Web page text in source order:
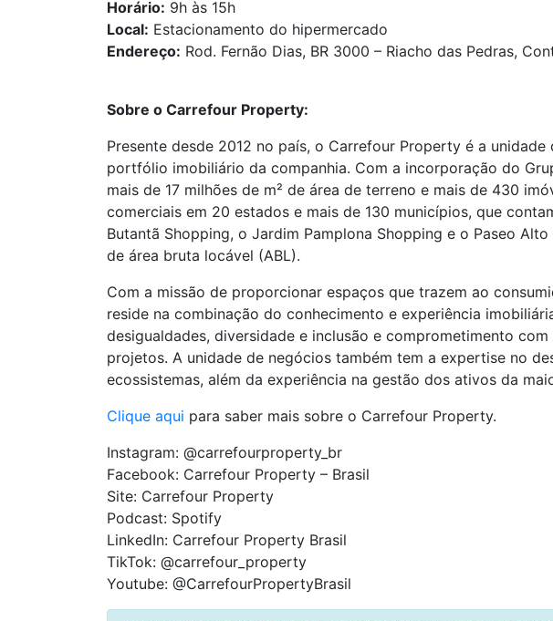
Horário: 9h às 15h
Local: Estacionamento do hipermercado
Endereço: Rod. Fernão Dias, BR 3000 – Riacho das Pedras,
Sobre o Carrefour Property:
Presente desde 2012 no país, o Carrefour Property é a
portfólio imobiliário da companhia. Com a incorporação do
mais de 17 milhões de m² de área de terreno e mais de 430
comerciais em 20 estados e mais de 130 municípios, que
Butantã Shopping, o Jardim Pamplona Shopping e o Paseo
de área bruta locável (ABL).
Com a missão de proporcionar espaços que trazem ao
reside na combinação do conhecimento e experiência
desigualdades, diversidade e inclusão e comprometimento
projetos. A unidade de negócios também tem a expertise no
ecossistemas, além da experiência na gestão dos ativos da
Clique aqui para saber mais sobre o Carrefour Property.
Instagram: @carrefourproperty_br
Facebook: Carrefour Property – Brasil
Site: Carrefour Property
Podcast: Spotify
LinkedIn: Carrefour Property Brasil
TikTok: @carrefour_property
Youtube: @CarrefourPropertyBrasil